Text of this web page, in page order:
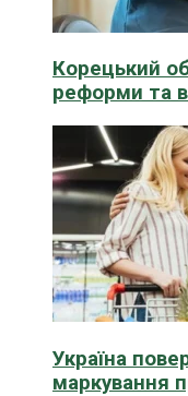
Корецький
реформи та
Україна
маркування